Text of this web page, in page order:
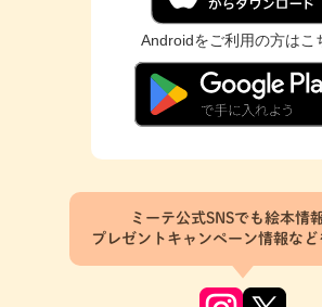
Androidをご利用の方はこ
ミーテ公式SNSでも絵本情
プレゼントキャンペーン情報など